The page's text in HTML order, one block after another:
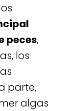
peces,
los
parte,
algas